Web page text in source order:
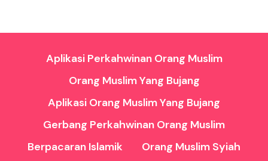
Aplikasi Perkahwinan Orang Muslim
Orang Muslim Yang Bujang
Aplikasi Orang Muslim Yang Bujang
Gerbang Perkahwinan Orang Muslim
Berpacaran Islamik
Orang Muslim Syiah